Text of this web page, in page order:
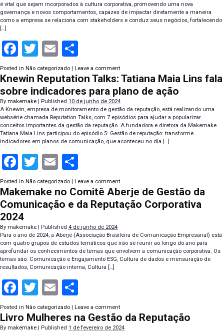
é vital que sejam incorporados à cultura corporativa, promovendo uma nova
governança e novos comportamentos, capazes de impactar diretamente a maneira
como a empresa se relaciona com stakeholders e conduz seus negócios, fortalecendo
[…]
Facebook
Twitter
Email
Posted in Não categorizado | Leave a comment
Knewin Reputation Talks: Tatiana Maia Lins fala
sobre indicadores para plano de ação
By makemake | Published 10 de junho de 2024
A Knewin, empresa de monitoramento de gestão da reputação, está realizando uma
websérie chamada Reputation Talks, com 7 episódios para ajudar a popularizar
conceitos importantes da gestão da reputação. A fundadora e diretora da Makemake
Tatiana Maia Lins participou do episódio 5: Gestão de reputação: transforme
indicadores em planos de comunicação, que aconteceu no dia […]
Facebook
Twitter
Email
Posted in Não categorizado | Leave a comment
Makemake no Comitê Aberje de Gestão da
Comunicação e da Reputação Corporativa
2024
By makemake | Published 4 de junho de 2024
Para o ano de 2024, a Aberje (Associação Brasileira de Comunicação Empresarial) está
com quatro grupos de estudos temáticos que irão se reunir ao longo do ano para
aprofundar os conhecimentos de temas que envolvem a comunicação corporativa. Os
temas são: Comunicação e Engajamento ESG, Cultura de dados e mensuração de
resultados, Comunicação interna, Cultura […]
Facebook
Twitter
Email
Posted in Não categorizado | Leave a comment
Livro Mulheres na Gestão da Reputação
By makemake | Published 1 de fevereiro de 2024